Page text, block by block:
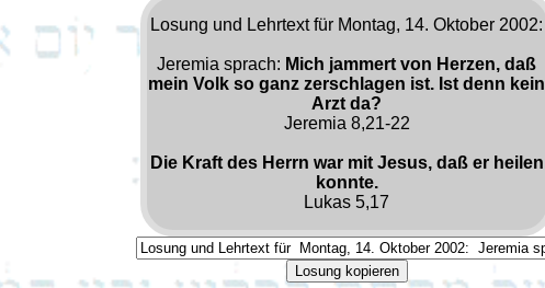
Losung und Lehrtext für Montag, 14. Oktober 2002:
Jeremia sprach: Mich jammert von Herzen, daß
mein Volk so ganz zerschlagen ist. Ist denn kein
Arzt da?
Jeremia 8,21-22
Die Kraft des Herrn war mit Jesus, daß er heilen
konnte.
Lukas 5,17
Losung kopieren